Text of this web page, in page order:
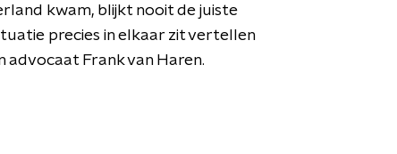
kwam, blijkt nooit de juiste
precies in elkaar zit vertellen
advocaat Frank van Haren.